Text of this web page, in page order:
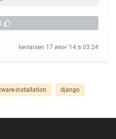
kevlarsen 17 июн '14 в 03:24
installation django